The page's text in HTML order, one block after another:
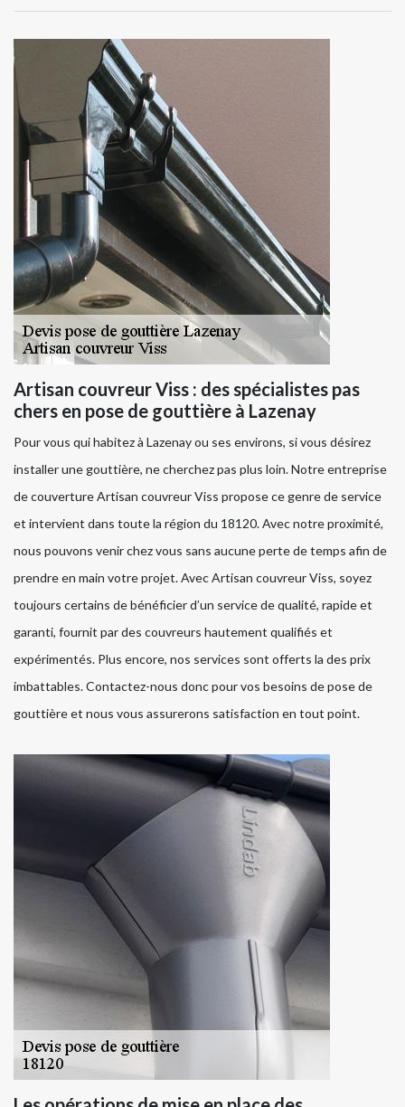
Artisan couvreur Viss : des spécialistes pas
chers en pose de gouttière à Lazenay
Pour vous qui habitez à Lazenay ou ses environs, si vous désirez
installer une gouttière, ne cherchez pas plus loin. Notre entreprise
de couverture Artisan couvreur Viss propose ce genre de service
et intervient dans toute la région du 18120. Avec notre proximité,
nous pouvons venir chez vous sans aucune perte de temps afin de
prendre en main votre projet. Avec Artisan couvreur Viss, soyez
toujours certains de bénéficier d’un service de qualité, rapide et
garanti, fournit par des couvreurs hautement qualifiés et
expérimentés. Plus encore, nos services sont offerts la des prix
imbattables. Contactez-nous donc pour vos besoins de pose de
gouttière et nous vous assurerons satisfaction en tout point.